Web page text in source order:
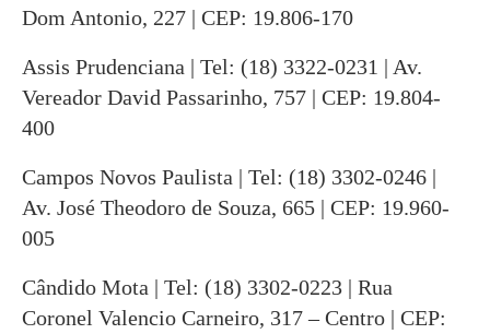
Dom Antonio, 227 | CEP: 19.806-170
Assis Prudenciana | Tel: (18) 3322-0231 | Av.
Vereador David Passarinho, 757 | CEP: 19.804-
400
Campos Novos Paulista | Tel: (18) 3302-0246 |
Av. José Theodoro de Souza, 665 | CEP: 19.960-
005
Cândido Mota | Tel: (18) 3302-0223 | Rua
Coronel Valencio Carneiro, 317 – Centro | CEP: